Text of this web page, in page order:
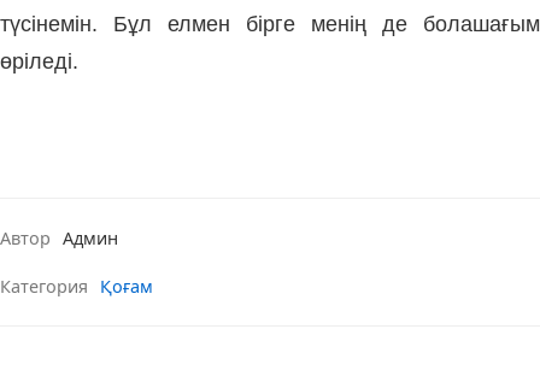
түсінемін. Бұл елмен бірге менің де болашағым
өріледі.
Автор Админ
Категория Қоғам